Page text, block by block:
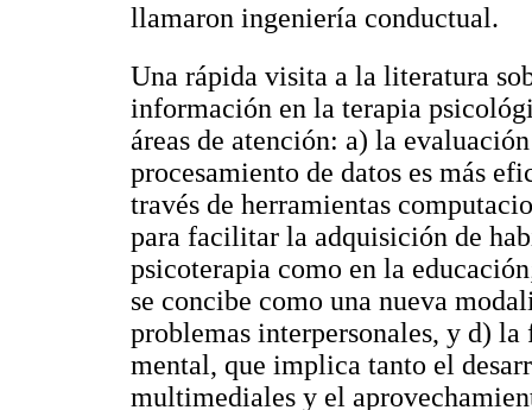
llamaron ingeniería conductual.
Una rápida visita a la literatura
información en la terapia
áreas de atención: a) la
procesamiento de datos es más
través de herramientas
para facilitar la adquisición de
psicoterapia como en la
se concibe como una nueva
problemas interpersonales, y d)
mental, que implica tanto el
multimediales y el